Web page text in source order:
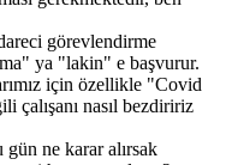
görevlendirme
ya "lakin" e başvurur.
için özellikle "Covid
çalışanı nasıl bezdiririz
gün ne karar alırsak